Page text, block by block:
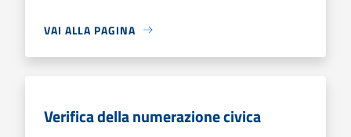
VAI ALLA PAGINA
Verifica della numerazione civica